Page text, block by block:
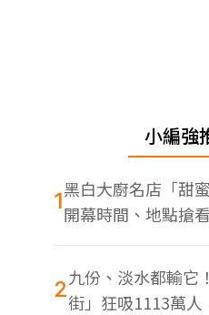
小編強
1黑白大廚名店「甜
開幕時間、地點搶
蝦
2九份、淡水都輸它
街」狂吸1113萬人